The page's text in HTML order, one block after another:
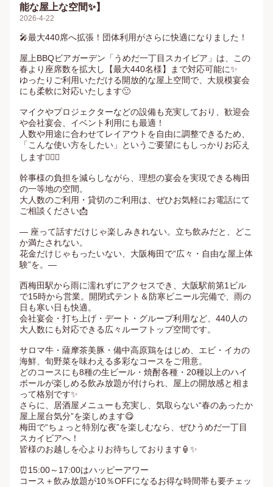
能な屋上な空間✨】
2026-4-22
🎤最大440席へ拡張！団体利用がさらに快適になりました！
屋上BBQビアガーデン「うめだ一丁目スカイビア」は、この
春より座席数を拡大し【最大440名様】まで対応可能に✨
ゆったりご利用いただける開放的な屋上空間で、大規模宴会
にも柔軟に対応いたします🙂
マイクやプロジェクターなどの設備も充実しており、歓迎会
や会社宴会、イベント利用にも最適！
人数や用途に合わせてレイアウトを自由に調整できるため、
「こんな使い方をしたい」というご要望にもしっかりお応え
します🙆🏻‍♀️
幹事様の負担を減らしながら、理想の宴会を実現できる梅田
の一等地の空間。
大人数のご利用・貸切のご利用は、ぜひお気軽にお電話にて
ご相談ください📩
― 座って話すだけじゃ楽しみきれない。立ち飲みだと、どこ
か満たされない。
花金だけじゃもったいない、大阪梅田で“広々・自由な屋上体
験”を。―
西梅田駅から雨に濡れずにアクセスでき、大阪駅前第1ビル
で15時から営業。開閉式テント＆防寒ビニール完備で、雨の
日も寒い日も快適。
会社宴会・打ち上げ・デート・グループ利用など、440人の
大人数にも対応できる広々ルーフトップ空間です。
サロマ牛・薩摩茶美豚・備中高原鶏をはじめ、エビ・イカの
海鮮、旬野菜を味わえる多彩なコースをご用意。
どのコースにも8種の生ビール・焼酎各種・20種以上のハイ
ボールが楽しめる飲み放題が付けられ、屋上の開放感と相ま
って格別です✨
さらに、居酒屋メニューも充実し、気取らない“春のあったか
屋上屋台気分”を楽しめます😋
梅田で“ちょっと特別な夜”を楽しむなら、ぜひうめだ一丁目
スカイビアへ！
皆様のお越しを心よりお待ちしております🏮✨
⏰15:00～17:00はハッピーアワー
コース＋飲み放題が10％OFFになるお得な時間帯も要チェッ